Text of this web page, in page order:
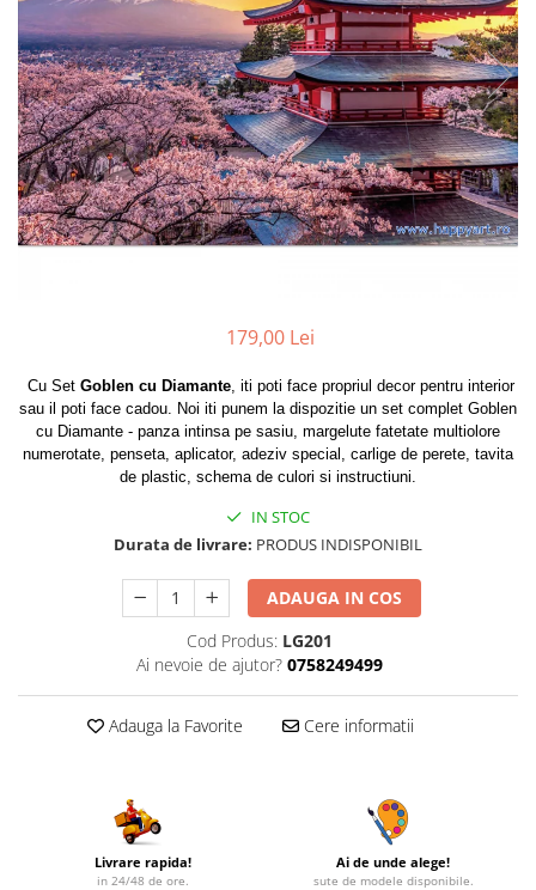
179,00 Lei
Cu Set Goblen cu Diamante, iti poti face propriul decor pentru interior
sau il poti face cadou. Noi iti punem la dispozitie un set complet Goblen
cu Diamante - panza intinsa pe sasiu, margelute fatetate multiolore
numerotate, penseta, aplicator, adeziv special, carlige de perete, tavita
de plastic, schema de culori si instructiuni.
IN STOC
Durata de livrare: PRODUS INDISPONIBIL
ADAUGA IN COS
Cod Produs: LG201
Ai nevoie de ajutor? 0758249499
Adauga la Favorite Cere informatii
Livrare rapida!
in 24/48 de ore.
Ai de unde alege!
sute de modele disponibile.